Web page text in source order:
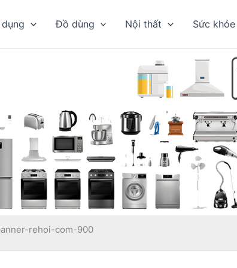
Đồ dùng Nội thất Sức khỏe
rehoi-com-900